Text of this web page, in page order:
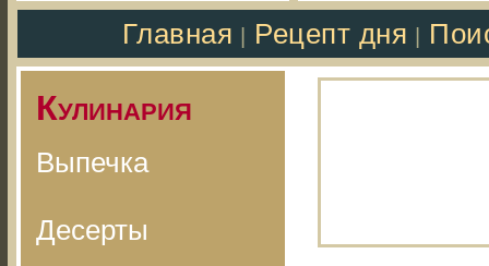
Главная Рецепт дня
Кулинария
Выпечка
Десерты